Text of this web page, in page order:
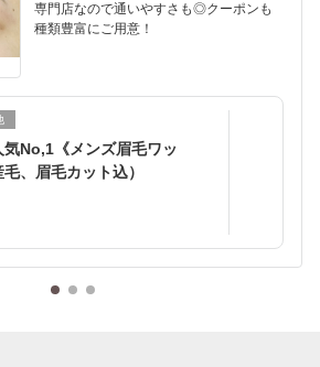
専門店なので通いやすさも◎クーポンも
種類豊富にご用意！
No,1《メンズ眉毛ワッ
、眉毛カット込）